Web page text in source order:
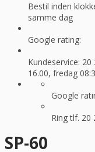
Bestil inden
samme dag
Google rating:
Kundeservice: 20
16.00, fredag
Google
Ring tlf. 20
SP-60